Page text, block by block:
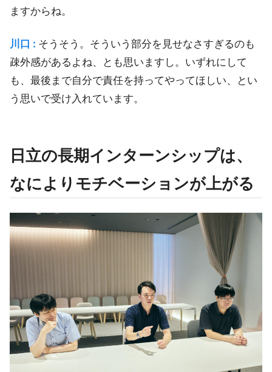
ますからね。
川口 : そうそう。そういう部分を見せなさすぎるのも
疎外感があるよね、とも思いますし。いずれにして
も、最後まで自分で責任を持ってやってほしい、とい
う思いで受け入れています。
日立の長期インターンシップは、
なによりモチベーションが上がる